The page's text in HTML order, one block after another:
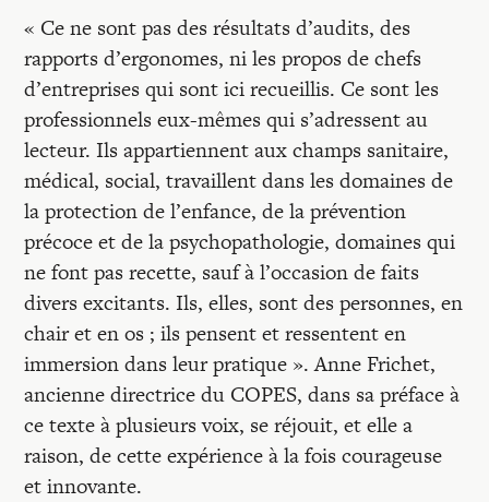
« Ce ne sont pas des résultats d’audits, des
rapports d’ergonomes, ni les propos de chefs
d’entreprises qui sont ici recueillis. Ce sont les
professionnels eux-mêmes qui s’adressent au
lecteur. Ils appartiennent aux champs sanitaire,
médical, social, travaillent dans les domaines de
la protection de l’enfance, de la prévention
précoce et de la psychopathologie, domaines qui
ne font pas recette, sauf à l’occasion de faits
divers excitants. Ils, elles, sont des personnes, en
chair et en os ; ils pensent et ressentent en
immersion dans leur pratique ». Anne Frichet,
ancienne directrice du COPES, dans sa préface à
ce texte à plusieurs voix, se réjouit, et elle a
raison, de cette expérience à la fois courageuse
et innovante.